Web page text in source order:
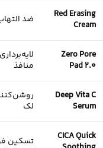
Red Erasing
Cream
ضد
Zero Pore
Pad 2.0
منافذ
Deep Vita C
Serum
لک
CICA Quick
تسکین